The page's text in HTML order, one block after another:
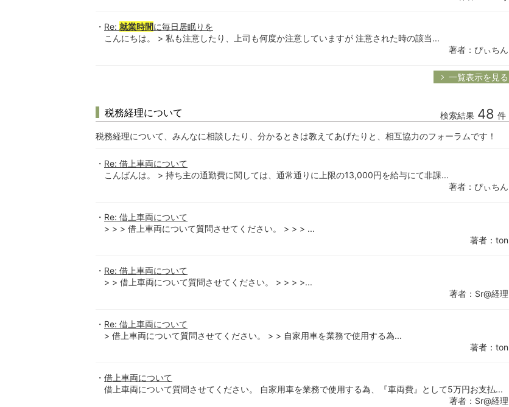
Re: 就業時間に毎日居眠りを
こんにちは。 > 私も注意したり、上司も何度か注意していますが 注意された時の該当...
著者：ぴぃちん
一覧表示を見る
税務経理について 検索結果 48 件
税務経理について、みんなに相談したり、分かるときは教えてあげたりと、相互協力のフォーラムです！
Re: 借上車両について
こんばんは。 > 持ち主の通勤費に関しては、通常通りに上限の13,000円を給与にて非課...
著者：ぴぃちん
Re: 借上車両について
> > > 借上車両について質問させてください。 > > > ...
著者：ton
Re: 借上車両について
> > 借上車両について質問させてください。 > > > >...
著者：Sr@経理
Re: 借上車両について
> 借上車両について質問させてください。 > > 自家用車を業務で使用する為...
著者：ton
借上車両について
借上車両について質問させてください。 自家用車を業務で使用する為、『車両費』として5万円お支払...
著者：Sr@経理